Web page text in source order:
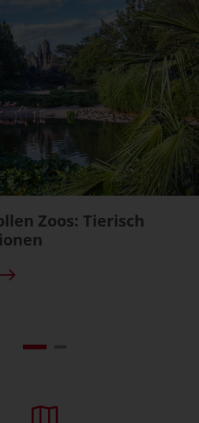
Zoos: Tierisch